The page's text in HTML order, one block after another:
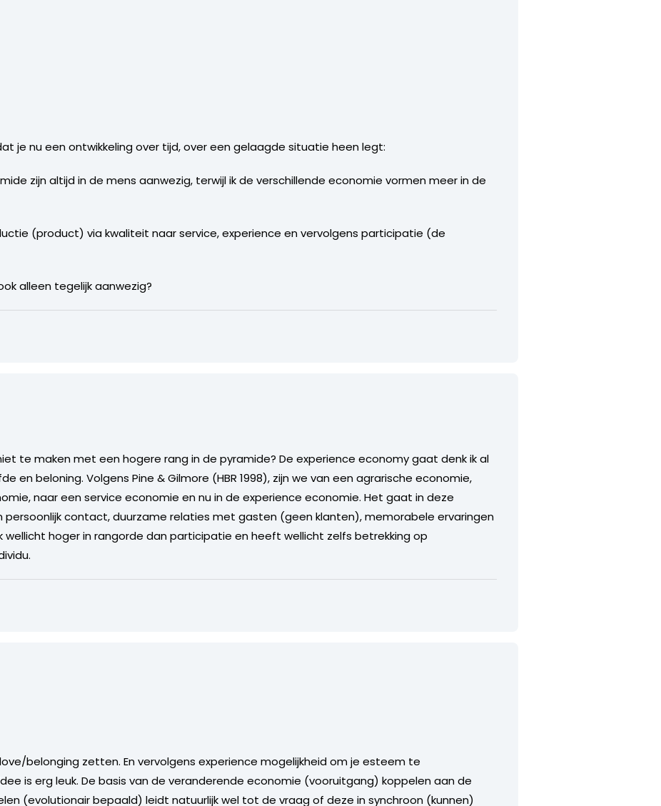
je nu een ontwikkeling over tijd, over een gelaagde situatie heen legt:
zijn altijd in de mens aanwezig, terwijl ik de verschillende economie vormen meer in de
(product) via kwaliteit naar service, experience en vervolgens participatie (de
alleen tegelijk aanwezig?
te maken met een hogere rang in de pyramide? De experience economy gaat denk ik al
en beloning. Volgens Pine & Gilmore (HBR 1998), zijn we van een agrarische economie,
naar een service economie en nu in de experience economie. Het gaat in deze
persoonlijk contact, duurzame relaties met gasten (geen klanten), memorabele ervaringen
wellicht hoger in rangorde dan participatie en heeft wellicht zelfs betrekking op
belonging zetten. En vervolgens experience mogelijkheid om je esteem te
is erg leuk. De basis van de veranderende economie (vooruitgang) koppelen aan de
(evolutionair bepaald) leidt natuurlijk wel tot de vraag of deze in synchroon (kunnen)